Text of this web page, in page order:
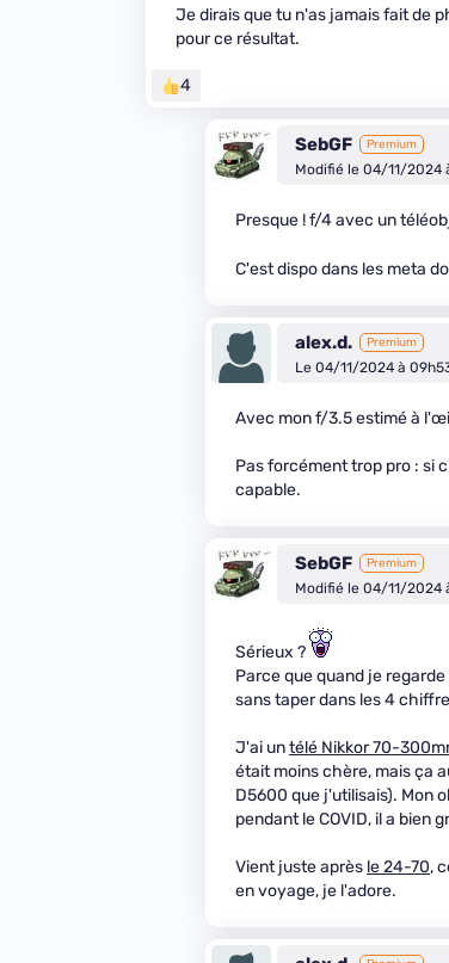
Je dirais que tu n'as jamais fait de
pour ce résultat.
4
SebGF Premium
Modifié le 04/11/2024
Presque ! f/4 avec un
C'est dispo dans les meta
alex.d. Premium
Le 04/11/2024 à
Avec mon f/3.5 estimé à
Pas forcément trop pro : si
capable.
SebGF Premium
Modifié le 04/11/2024
Sérieux ?
Parce que quand je
sans taper dans les 4
J'ai untélé Nikkor 70-
était moins chère, mais ça
D5600 que j'utilisais). Mon
pendant le COVID, il a bien
Vient juste après le 24-70,
en voyage, je l'adore.